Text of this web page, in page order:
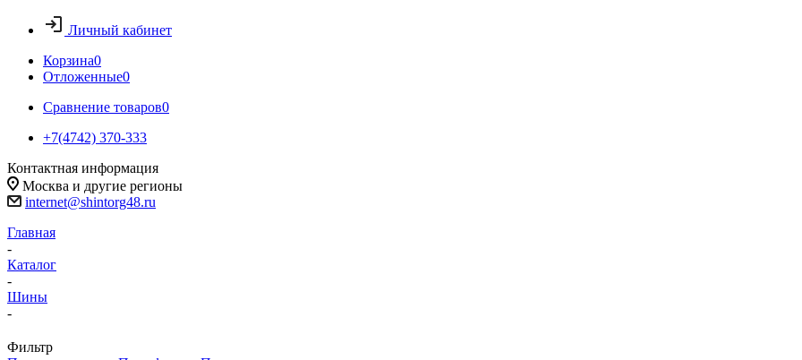
Личный кабинет
Корзина0
Отложенные0
Сравнение товаров0
+7(4742) 370-333
Контактная информация
Москва и другие регионы
internet@shintorg48.ru
Главная
-
Каталог
-
Шины
-
Фильтр